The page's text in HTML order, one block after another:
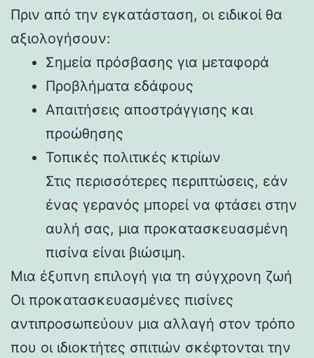
Πριν από την εγκατάσταση, οι ειδικοί θα
αξιολογήσουν:
Σημεία πρόσβασης για μεταφορά
Προβλήματα εδάφους
Απαιτήσεις αποστράγγισης και
προώθησης
Τοπικές πολιτικές κτιρίων
Στις περισσότερες περιπτώσεις, εάν
ένας γερανός μπορεί να φτάσει στην
αυλή σας, μια προκατασκευασμένη
πισίνα είναι βιώσιμη.
Μια έξυπνη επιλογή για τη σύγχρονη ζωή
Οι προκατασκευασμένες πισίνες
αντιπροσωπεύουν μια αλλαγή στον τρόπο
που οι ιδιοκτήτες σπιτιών σκέφτονται την